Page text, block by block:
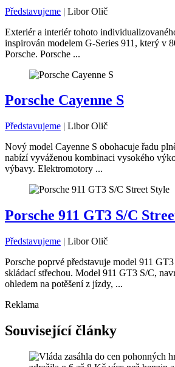
Představujeme | Libor Olič
Exteriér a interiér tohoto
inspirován modelem G-Series 911, který v
Porsche. Porsche ...
Porsche Cayenne S
Představujeme | Libor Olič
Nový model Cayenne S obohacuje řadu
nabízí vyváženou kombinaci vysokého
výbavy. Elektromotory ...
Porsche 911 GT3 S/C
Představujeme | Libor Olič
Porsche poprvé představuje model 911
skládací střechou. Model 911 GT3 S/C,
ohledem na potěšení z jízdy, ...
Reklama
Související články